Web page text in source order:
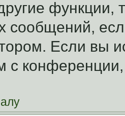
функции,
сообщений,
Если вы
с